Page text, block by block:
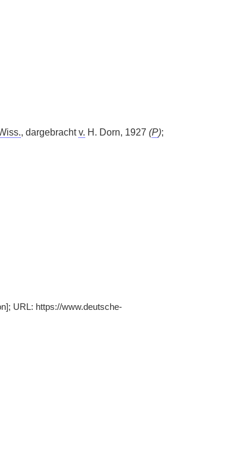
, dargebrachtv. H. Dorn, 1927 (P);
URL: https://www.deutsche-